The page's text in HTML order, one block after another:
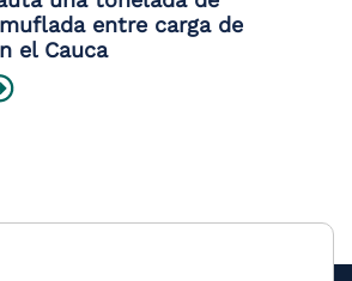
entre carga de
el Cauca